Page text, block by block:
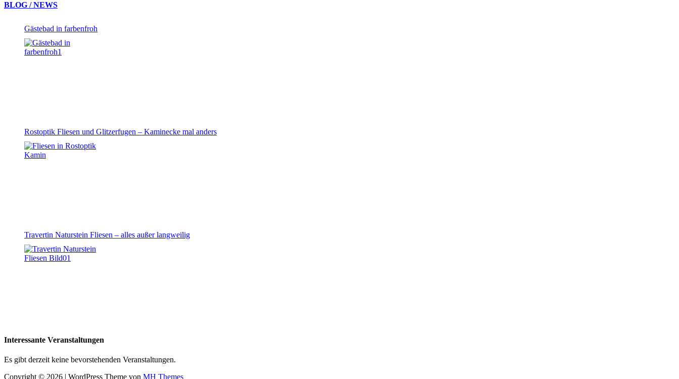
BLOG / NEWS
Gästebad in farbenfroh
Rostoptik Fliesen und Glitzerfugen – Kaminecke mal anders
Travertin Naturstein Fliesen – alles außer langweilig
Interessante Veranstaltungen
Es gibt derzeit keine bevorstehenden Veranstaltungen.
Copyright © 2026 | WordPress Theme von MH Themes